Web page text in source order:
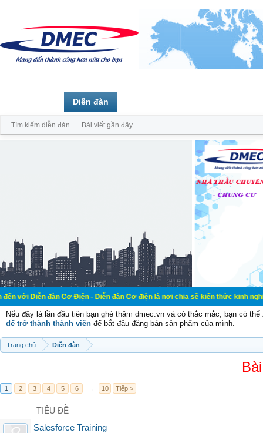
đàn Cơ Điện - Diễn đàn Cơ điện là nơi chia sẽ kiến thức kinh nghiệm
Nếu đây là lần đầu tiên bạn ghé thăm dmec.vn và có thắc mắc, bạn có
để trở thành thành viên để bắt đầu đăng bán sản phẩm của mình.
Trang chủ Diễn đàn
1 2 3 4 5 6 → 10 Tiếp >
TIÊU ĐỀ
Salesforce Training
Diễn đàn
Tìm kiếm diễn đàn Bài viết gần đây